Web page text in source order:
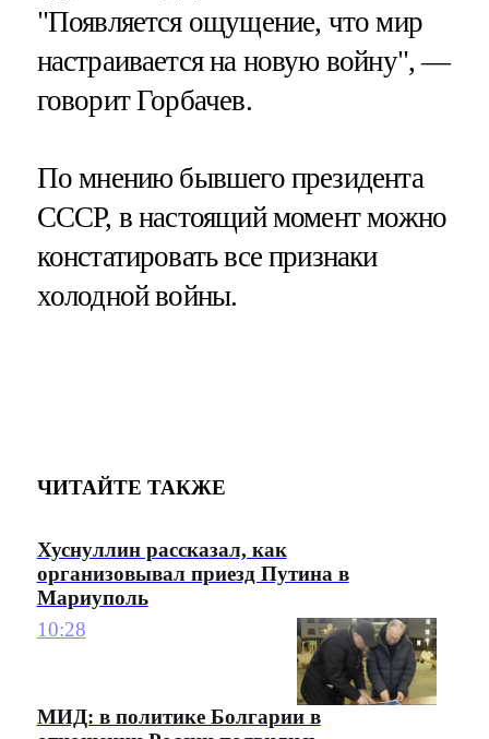
"Появляется ощущение, что мир
настраивается на новую войну", —
говорит Горбачев.
По мнению бывшего президента
СССР, в настоящий момент можно
констатировать все признаки
холодной войны.
ЧИТАЙТЕ ТАКЖЕ
Хуснуллин рассказал, как
организовывал приезд Путина в
Мариуполь
10:28
МИД: в политике Болгарии в